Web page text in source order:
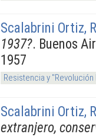
Scalabrini Ortiz,
1937?. Buenos
1957
Resistencia y
Scalabrini Ortiz,
extranjero,